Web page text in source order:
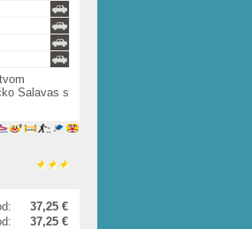
Salavas s
37,25 €
37,25 €